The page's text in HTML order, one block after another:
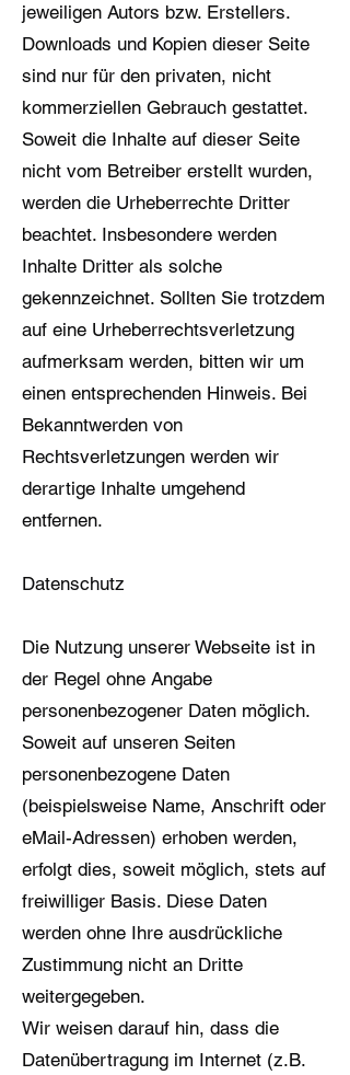
jeweiligen Autors bzw. Erstellers.
Downloads und Kopien dieser Seite
sind nur für den privaten, nicht
kommerziellen Gebrauch gestattet.
Soweit die Inhalte auf dieser Seite
nicht vom Betreiber erstellt wurden,
werden die Urheberrechte Dritter
beachtet. Insbesondere werden
Inhalte Dritter als solche
gekennzeichnet. Sollten Sie trotzdem
auf eine Urheberrechtsverletzung
aufmerksam werden, bitten wir um
einen entsprechenden Hinweis. Bei
Bekanntwerden von
Rechtsverletzungen werden wir
derartige Inhalte umgehend
entfernen.
Datenschutz
Die Nutzung unserer Webseite ist in
der Regel ohne Angabe
personenbezogener Daten möglich.
Soweit auf unseren Seiten
personenbezogene Daten
(beispielsweise Name, Anschrift oder
eMail-Adressen) erhoben werden,
erfolgt dies, soweit möglich, stets auf
freiwilliger Basis. Diese Daten
werden ohne Ihre ausdrückliche
Zustimmung nicht an Dritte
weitergegeben.
Wir weisen darauf hin, dass die
Datenübertragung im Internet (z.B.